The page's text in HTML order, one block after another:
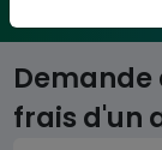
de
frais d'un